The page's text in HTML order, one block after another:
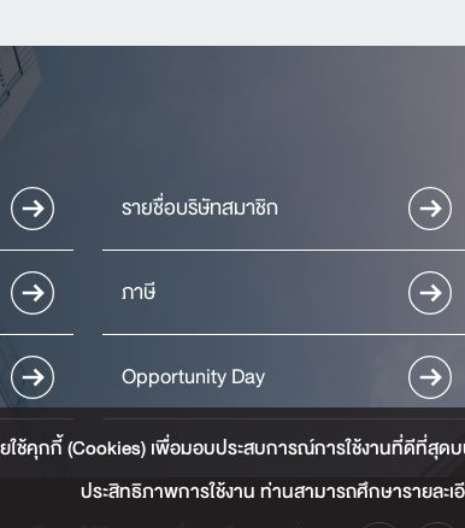
รายชื่อบริษัทสมาชิก
ภาษี
Opportunity Day
ช้คุกกี้ (Cookies) เพื่อมอบประสบการณ์การใช้งานที่ดีที่สุ
ประสิทธิภาพการใช้งาน ท่านสามารถศึกษารายละเ